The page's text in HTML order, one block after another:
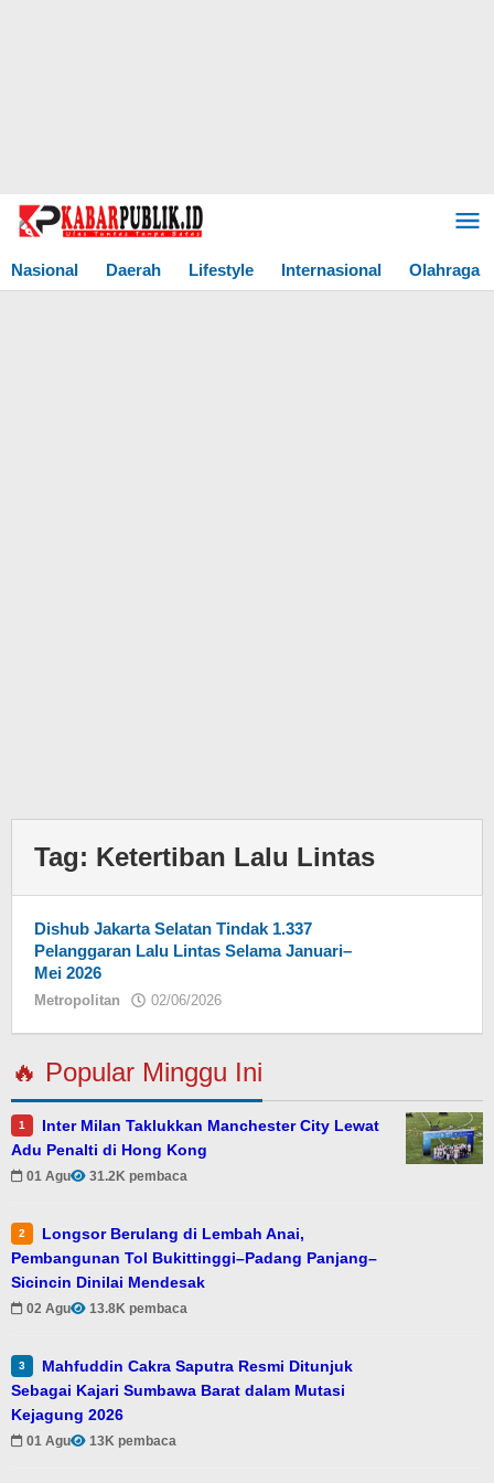
Lewati
Nasional
Daerah Lifestyle Internasional Olahraga
Tag: Ketertiban Lalu Lintas
Dishub Jakarta Selatan Tindak 1.337
Pelanggaran Lalu Lintas Selama Januari–
Mei 2026
Metropolitan 02/06/2026
🔥 Popular Minggu Ini
1
Inter Milan Taklukkan Manchester City Lewat
Adu Penalti di Hong Kong
01 Agu 31.2K pembaca
2
Longsor Berulang di Lembah Anai,
Pembangunan Tol Bukittinggi–Padang Panjang–
Sicincin Dinilai Mendesak
02 Agu 13.8K pembaca
3
Mahfuddin Cakra Saputra Resmi Ditunjuk
Sebagai Kajari Sumbawa Barat dalam Mutasi
Kejagung 2026
01 Agu 13K pembaca